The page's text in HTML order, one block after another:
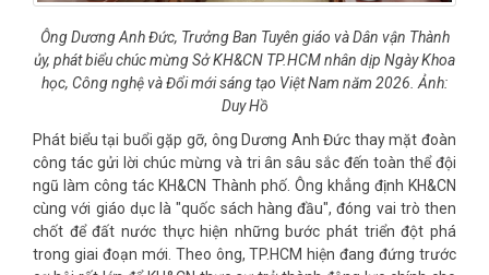
Ông Dương Anh Đức, Trưởng Ban Tuyên giáo và Dân vận Thành
ủy, phát biểu chúc mừng Sở KH&CN TP.HCM nhân dịp Ngày Khoa
học, Công nghệ và Đổi mới sáng tạo Việt Nam năm 2026. Ảnh:
Duy Hồ
Phát biểu tại buổi gặp gỡ, ông Dương Anh Đức thay mặt đoàn
công tác gửi lời chúc mừng và tri ân sâu sắc đến toàn thể đội
ngũ làm công tác KH&CN Thành phố. Ông khẳng định KH&CN
cùng với giáo dục là "quốc sách hàng đầu", đóng vai trò then
chốt để đất nước thực hiện những bước phát triển đột phá
trong giai đoạn mới. Theo ông, TP.HCM hiện đang đứng trước